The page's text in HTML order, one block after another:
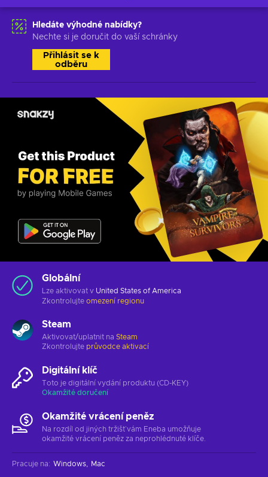
Hledáte výhodné nabídky?
Nechte si je doručit do vaší schránky
Přihlásit se k
odběru
Globální
Lze aktivovat v United States of America
Zkontrolujte omezení regionu
Steam
Aktivovat/uplatnit na Steam
Zkontrolujte průvodce aktivací
Digitální klíč
Toto je digitální vydání produktu (CD-KEY)
Okamžité doručení
Okamžité vrácení peněz
Na rozdíl od jiných tržišť vám Eneba umožňuje
okamžité vrácení peněz za neprohlédnuté klíče.
Pracuje na: Windows Mac